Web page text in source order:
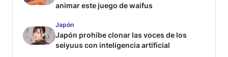
animar este juego de waifus
Japón
Japón prohíbe clonar las voces de los
seiyuus con inteligencia artificial